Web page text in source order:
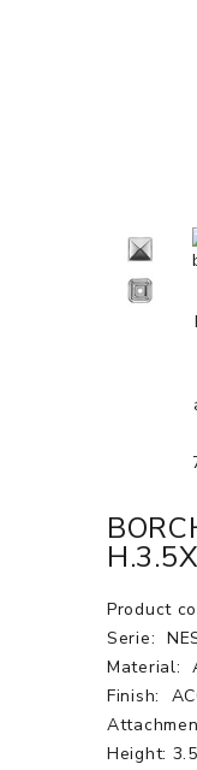
Product
Serie:
Material:
Finish:
Height: